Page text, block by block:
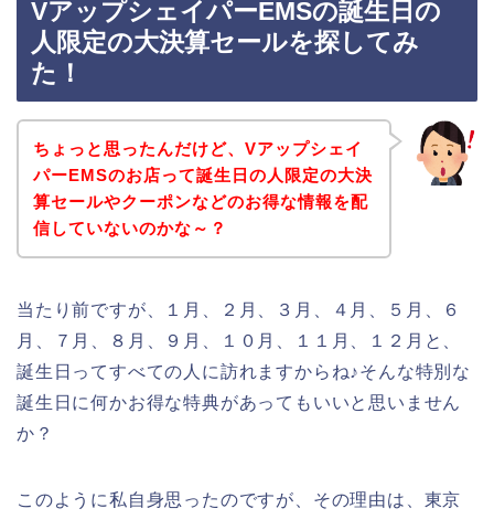
VアップシェイパーEMSの誕生日の
人限定の大決算セールを探してみ
た！
ちょっと思ったんだけど、Vアップシェイ
パーEMSのお店って誕生日の人限定の大決
算セールやクーポンなどのお得な情報を配
信していないのかな～？
当たり前ですが、１月、２月、３月、４月、５月、６
月、７月、８月、９月、１０月、１１月、１２月と、
誕生日ってすべての人に訪れますからね♪そんな特別な
誕生日に何かお得な特典があってもいいと思いません
か？
このように私自身思ったのですが、その理由は、東京